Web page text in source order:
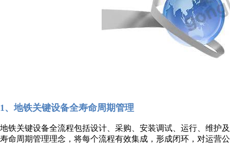
1、地铁关键设备全寿命周期管理
地铁关键设备全流程包括设计、采购、安装调试、运行、维护
寿命周期管理理念，将每个流程有效集成，形成闭环，对运营